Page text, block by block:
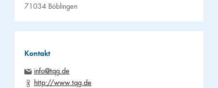
71034 Böblingen
Kontakt
info@tqg.de
http://www.tqg.de